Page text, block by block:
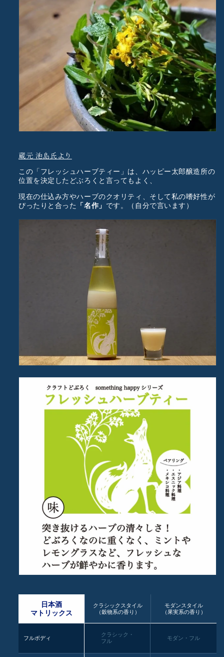
蔵元 池島氏より
この「フレッシュハーブティー」は、ハッピー太郎醸造所の
位置を決定したどぶろくと言ってもよく、
現在の仕込み方やハーブのクオリティ、そして私の嗜好性が
ぴったりと合った
「名作」 です。（自分で言います）
日本酒
マトリックス
クラシックスタイル
（穀物系の香り）
モダンスタイル
（果実系の香り）
フルボディ
クラシック・
フル
モダン・フル